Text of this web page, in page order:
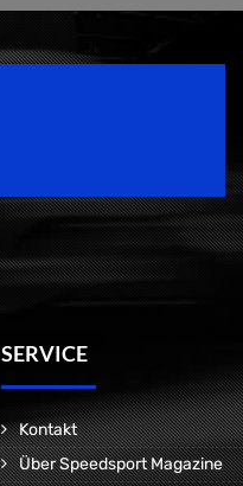
SERVICE
Kontakt
Über Speedsport Magazine